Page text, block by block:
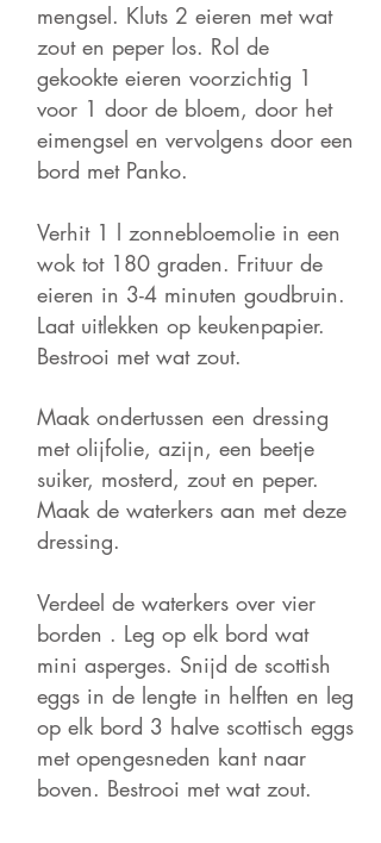
mengsel. Kluts 2 eieren met wat
zout en peper los. Rol de
gekookte eieren voorzichtig 1
voor 1 door de bloem, door het
eimengsel en vervolgens door een
bord met Panko.
Verhit 1 l zonnebloemolie in een
wok tot 180 graden. Frituur de
eieren in 3-4 minuten goudbruin.
Laat uitlekken op keukenpapier.
Bestrooi met wat zout.
Maak ondertussen een dressing
met olijfolie, azijn, een beetje
suiker, mosterd, zout en peper.
Maak de waterkers aan met deze
dressing.
Verdeel de waterkers over vier
borden . Leg op elk bord wat
mini asperges. Snijd de scottish
eggs in de lengte in helften en leg
op elk bord 3 halve scottisch eggs
met opengesneden kant naar
boven. Bestrooi met wat zout.